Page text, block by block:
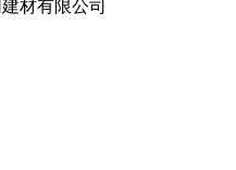
材有限公司